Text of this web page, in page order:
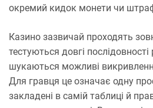
окремий кидок монети чи
Казино зазвичай проходять
тестуються довгі послідовності
шукаються можливі
Для гравця це означає одну
закладені в самій таблиці й